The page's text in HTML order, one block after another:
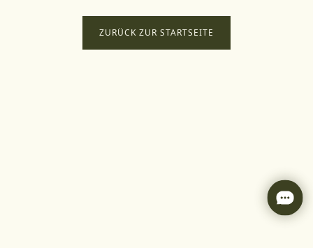
ZURÜCK ZUR STARTSEITE